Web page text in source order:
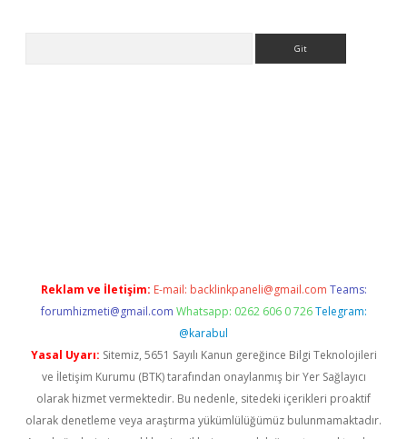
Reklam ve İletişim: E-mail: backlinkpaneli@gmail.com Teams:
forumhizmeti@gmail.com Whatsapp: 0262 606 0 726 Telegram:
@karabul
Yasal Uyarı: Sitemiz, 5651 Sayılı Kanun gereğince Bilgi Teknolojileri
ve İletişim Kurumu (BTK) tarafından onaylanmış bir Yer Sağlayıcı
olarak hizmet vermektedir. Bu nedenle, sitedeki içerikleri proaktif
olarak denetleme veya araştırma yükümlülüğümüz bulunmamaktadır.